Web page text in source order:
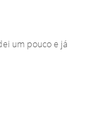
um pouco e já